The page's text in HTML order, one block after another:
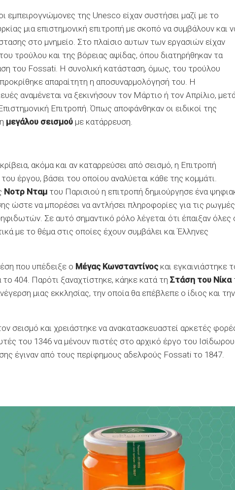
εμπειρογνώμονες της Unesco είχαν συστήσει μαζί με το
μια επιστημονική επιτροπή με σκοπό να συμβάλουν και
στο μνημείο. Στο πλαίσιο αυτων των εργασιών είχαν
τρούλου και της βόρειας αψίδας, όπου διατηρήθηκαν τα
του Fossati. Η συνολική κατάσταση, όμως, του τρούλου
απαραίτητη η αποσυναρμολόγησή του. Η
αναμένεται να ξεκινήσουν τον Μάρτιο ή τον Απρίλιο,
Επιτροπή. Όπως αποφάνθηκαν οι ειδικοί της
μεγάλου σεισμού με κατάρρευση.
ακόμα και αν καταρρεύσει από σεισμό, η Επιτροπή
του έργου, βάσει του οποίου αναλύεται κάθε της κομμάτι.
Νοτρ Νταμ του Παρισιού η επιτροπή δημιούργησε ένα
ώστε να μπορέσει να αντλήσει πληροφορίες για τις ρωγμές
Σε αυτό σημαντικό ρόλο λέγεται ότι έπαιξαν όλες
με το θέμα στις οποίες έχουν συμβάλει και Έλληνες
που υπέδειξε ο Μέγας Κωνσταντίνοςκαι εγκαινιάστηκε
404. Παρότι ξαναχτίστηκε, κάηκε κατά τη Στάση του Νίκα
μιας εκκλησίας, την οποία θα επέβλεπε ο ίδιος και την
σεισμό και χρειάστηκε να ανακατασκευαστεί αρκετές
του 1346 να μένουν πιστές στο αρχικό έργο του
έγιναν από τους περίφημους αδελφούς Fossati το 1847.